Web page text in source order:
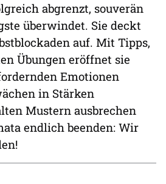
abgrenzt, souverän
überwindet. Sie deckt
auf. Mit Tipps,
Übungen eröffnet sie
Emotionen
in Stärken
Mustern ausbrechen
endlich beenden: Wir